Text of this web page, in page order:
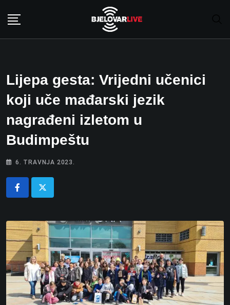
Lijepa gesta: Vrijedni učenici
koji uče mađarski jezik
nagrađeni izletom u
Budimpeštu
6. TRAVNJA 2023.